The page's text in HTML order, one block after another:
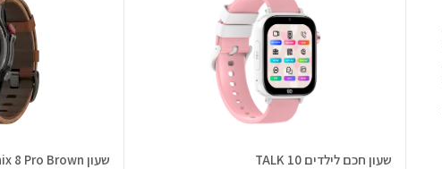
שעון חכם לילדים TALK 10 שעון 51mm Fenix 8 Pro Brown